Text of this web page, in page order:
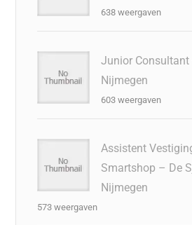
638 weergaven
Junior Consultant
Nijmegen
603 weergaven
Assistent
Smartshop – De
Nijmegen
573 weergaven